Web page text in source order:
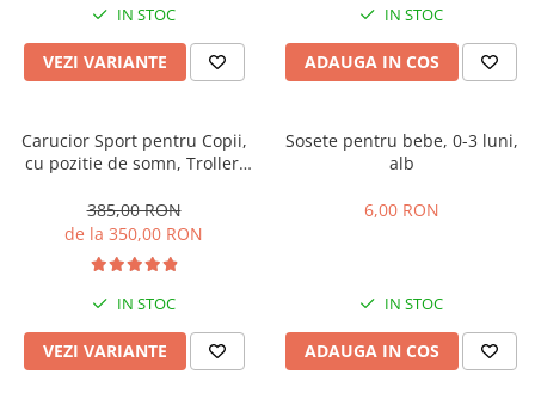
IN STOC
VEZI VARIANTE
IN STOC
ADAUGA IN COS
Carucior Sport pentru Copii,
cu pozitie de somn, Troller,
Tehnologia inovatoare One-
Hand Folding
385,00 RON
de la 350,00 RON
IN STOC
VEZI VARIANTE
Sosete pentru bebe, 0-3 luni,
alb
6,00 RON
IN STOC
ADAUGA IN COS